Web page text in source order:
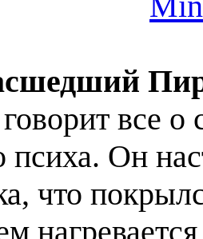
все
психа. Он
что